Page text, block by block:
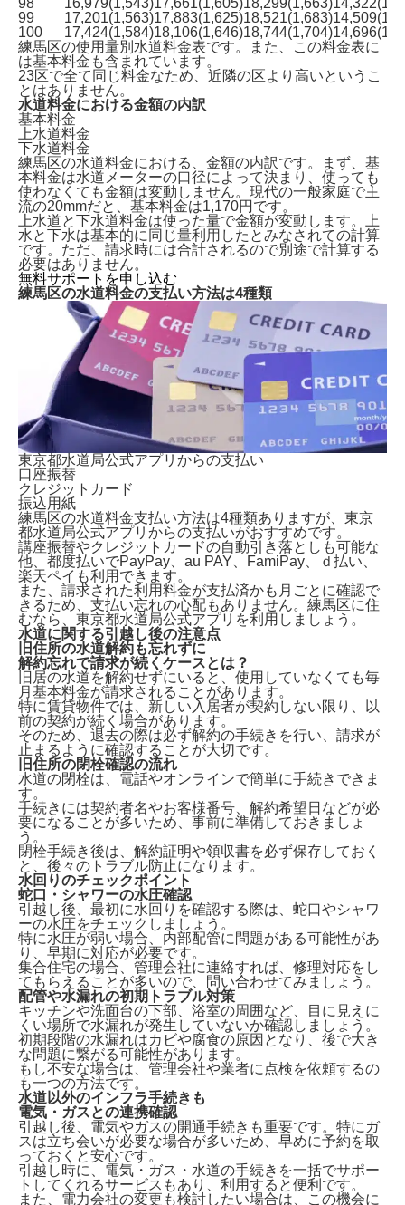
98
16,979(1,543)17,661(1,605)18,299(1,663)
99
17,201(1,563)17,883(1,625)18,521(1,683)
100
17,424(1,584)18,106(1,646)18,744(1,704)
練馬区の使用量別水道料金表です。また、この料金表に
は基本料金も含まれています。
23区で全て同じ料金なため、近隣の区より高いというこ
とはありません。
水道料金における金額の内訳
基本料金
上水道料金
下水道料金
練馬区の水道料金における、金額の内訳です。まず、基
本料金は水道メーターの口径によって決まり、使っても
使わなくても金額は変動しません。現代の一般家庭で主
流の20mmだと、基本料金は1,170円 です。
上水道と下水道料金は使った量で金額が変動します。上
水と下水は基本的に同じ量利用したとみなされての計算
です。ただ、請求時には合計されるので別途で計算する
必要はありません。
無料サポートを申し込む
練馬区の水道料金の支払い方法は4種類
東京都水道局公式アプリからの支払い
口座振替
クレジットカード
振込用紙
練馬区の水道料金支払い方法は4種類ありますが、 東京
都水道局公式アプリからの支払いがおすすめです。
講座振替やクレジットカードの自動引き落としも可能な
他、都度払いでPayPay、au PAY、FamiPay、ｄ払い、
楽天ペイも利用できます。
また、請求された利用料金が支払済かも月ごとに確認で
きるため、支払い忘れの心配もありません。練馬区に住
むなら、東京都水道局公式アプリを利用しましょう。
水道に関する引越し後の注意点
旧住所の水道解約も忘れずに
解約忘れで請求が続くケースとは？
旧居の水道を解約せずにいる と、使用していなくても毎
月基本料金が請求されることがあります。
特に賃貸物件では、新しい入居者が契約しない限り、以
前の契約が続く場合があります。
そのため、退去の際は必ず解約の手続きを行い、請求が
止まるように確認することが大切です。
旧住所の閉栓確認の流れ
水道の閉栓は、 電話やオンラインで簡単に手続きできま
す。
手続きには契約者名やお客様番号、解約希望日などが必
要になることが多いため、事前に準備しておきましょ
う。
閉栓手続き後は、解約証明や領収書を必ず保存しておく
と、後々のトラブル防止になります。
水回りのチェックポイント
蛇口・シャワーの水圧確認
引越し後、最初に水回りを確認する際は、 蛇口やシャワ
ーの水圧をチェックしましょう。
特に水圧が弱い場合、内部配管に問題がある可能性があ
り、早期に対応が必要です。
集合住宅の場合、管理会社に連絡すれば、修理対応をし
てもらえることが多いので、問い合わせてみましょう。
配管や水漏れの初期トラブル対策
キッチンや洗面台の下部、浴室の周囲など、
目に見えに
くい場所で水漏れが発生していないか確認しましょう。
初期段階の水漏れはカビや腐食の原因となり、後で大き
な問題に繋がる可能性があります。
もし不安な場合は、管理会社や業者に点検を依頼するの
も一つの方法です。
水道以外のインフラ手続きも
電気・ガスとの連携確認
引越し後、電気やガスの開通手続きも重要です。 特にガ
スは立ち会いが必要な場合が多いため、早めに予約を取
っておくと安心です。
引越し時に、電気・ガス・水道の手続きを一括でサポー
トしてくれるサービスもあり、利用すると便利です。
また、電力会社の変更も検討したい場合は、この機会に
練馬区で水道を開栓する方法は2種類
ガスや電気も申し込むなら「全国水道サポートセンタ
ー」がおすすめ！
練馬区で水道手続きに必要な情報
練馬区の水道料金一覧表
練馬区の水道料金の支払い方法は4種類
水道に関する引越し後の注意点
よくある質問
まとめ｜練馬区での水道手続き